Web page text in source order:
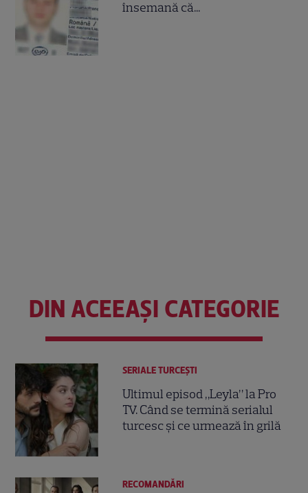
însemană că...
DIN ACEEAȘI CATEGORIE
SERIALE TURCEŞTI
Ultimul episod „Leyla” la Pro
TV. Când se termină serialul
turcesc și ce urmează în grilă
RECOMANDĂRI